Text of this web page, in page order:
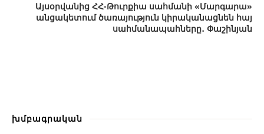
Այսօրվանից ՀՀ-Թուրքիա սահմանի «Մարգարա»
անցակետում ծառայություն կիրականացնեն հայ
սահմանապահները․ Փաշինյան
խմբագրական